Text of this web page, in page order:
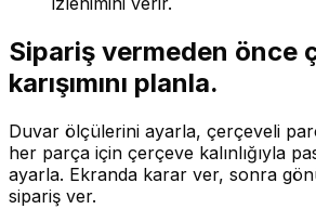
Sipariş vermeden önce
karışımını planla.
Duvar ölçülerini ayarla, çerçeveli
her parça için çerçeve kalınlığıyla
ayarla. Ekranda karar ver, sonra
sipariş ver.